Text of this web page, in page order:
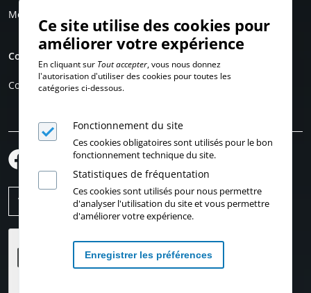
Mentions légales
Compte personnel
Connexion
Ce site utilise des cookies pour
améliorer votre expérience
En cliquant sur Tout accepter, vous nous donnez
l'autorisation d'utiliser des cookies pour toutes les
catégories ci-dessous.
Fonctionnement du site
Ces cookies obligatoires sont utilisés pour le bon
fonctionnement technique du site.
Statistiques de fréquentation
Ces cookies sont utilisés pour nous permettre
d'analyser l'utilisation du site et vous permettre
d'améliorer votre expérience.
Enregistrer les préférences